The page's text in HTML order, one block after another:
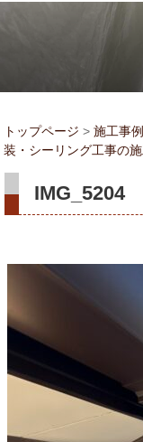
トップページ > 施工事例
装・シーリング工事の施
IMG_5204